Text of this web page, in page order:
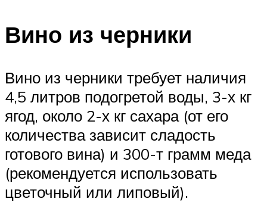
Вино из черники
Вино из черники требует наличия
4,5 литров подогретой воды, 3-х кг
ягод, около 2-х кг сахара (от его
количества зависит сладость
готового вина) и 300-т грамм меда
(рекомендуется использовать
цветочный или липовый).